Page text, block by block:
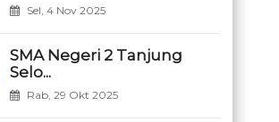
Sel, 4 Nov 2025
SMA Negeri 2 Tanjung
Selo...
Rab, 29 Okt 2025